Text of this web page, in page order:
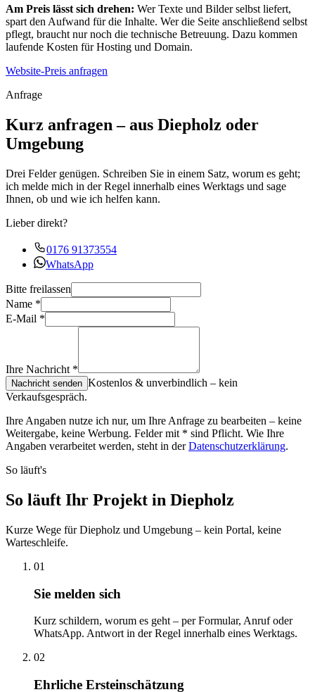
Am Preis lässt sich drehen: Wer Texte und Bilder selbst liefert,
spart den Aufwand für die Inhalte. Wer die Seite anschließend selbst
pflegt, braucht nur noch die technische Betreuung. Dazu kommen
laufende Kosten für Hosting und Domain.
Website-Preis anfragen
Anfrage
Kurz anfragen – aus Diepholz oder
Umgebung
Drei Felder genügen. Schreiben Sie in einem Satz, worum es geht;
ich melde mich in der Regel innerhalb eines Werktags und sage
Ihnen, ob und wie ich helfen kann.
Lieber direkt?
0176 91373554
WhatsApp
Bitte freilassen
Name *
E-Mail *
Ihre Nachricht *
Nachricht senden Kostenlos & unverbindlich – kein
Verkaufsgespräch.
Ihre Angaben nutze ich nur, um Ihre Anfrage zu bearbeiten – keine
Weitergabe, keine Werbung. Felder mit * sind Pflicht. Wie Ihre
Angaben verarbeitet werden, steht in derDatenschutzerklärung.
So läuft's
So läuft Ihr Projekt in Diepholz
Kurze Wege für Diepholz und Umgebung – kein Portal, keine
Warteschleife.
01
Sie melden sich
Kurz schildern, worum es geht – per Formular, Anruf oder
WhatsApp. Antwort in der Regel innerhalb eines Werktags.
02
Ehrliche Ersteinschätzung